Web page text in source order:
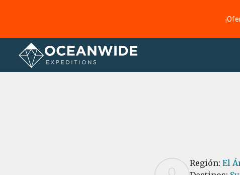
Página principal Reseñas
Región: El